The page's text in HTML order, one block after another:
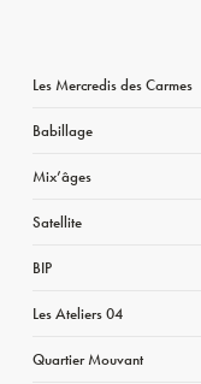
Les Mercredis des Carmes
Babillage
Mix’âges
Satellite
BIP
Les Ateliers 04
Quartier Mouvant